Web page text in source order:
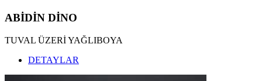
ABİDİN DİNO
TUVAL ÜZERİ YAĞLIBOYA
DETAYLAR